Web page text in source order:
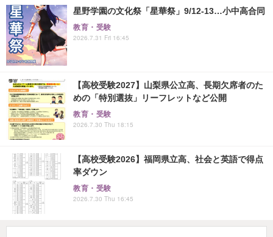
星野学園の文化祭「星華祭」9/12-13…小中高合同
教育・受験
2026.7.31 Fri 16:45
【高校受験2027】山梨県公立高、長期欠席者のた
めの「特別選抜」リーフレットなど公開
教育・受験
2026.7.30 Thu 18:15
【高校受験2026】福岡県立高、社会と英語で得点
率ダウン
教育・受験
2026.7.30 Thu 16:45